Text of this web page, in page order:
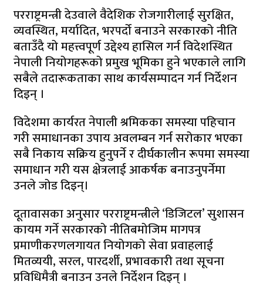
परराष्ट्रमन्त्री देउवाले वैदेशिक रोजगारीलाई सुरक्षित,
व्यवस्थित, मर्यादित, भरपर्दो बनाउने सरकारको नीति
बताउँदै यो महत्त्वपूर्ण उद्देश्य हासिल गर्न विदेशस्थित
नेपाली नियोगहरूको प्रमुख भूमिका हुने भएकाले लागि
सबैले तदारूकताका साथ कार्यसम्पादन गर्न निर्देशन
दिइन् ।
विदेशमा कार्यरत नेपाली श्रमिकका समस्या पहिचान
गरी समाधानका उपाय अवलम्बन गर्न सरोकार भएका
सबै निकाय सक्रिय हुनुपर्ने र दीर्घकालीन रूपमा समस्या
समाधान गरी यस क्षेत्रलाई आकर्षक बनाउनुपर्नेमा
उनले जोड दिइन्।
दूतावासका अनुसार परराष्ट्रमन्त्रीले ‘डिजिटल’ सुशासन
कायम गर्ने सरकारको नीतिबमोजिम मागपत्र
प्रमाणीकरणलगायत नियोगको सेवा प्रवाहलाई
मितव्ययी, सरल, पारदर्शी, प्रभावकारी तथा सूचना
प्रविधिमैत्री बनाउन उनले निर्देशन दिइन् ।